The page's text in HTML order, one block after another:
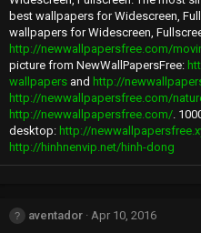
best wallpapers for Widescreen,
wallpapers for Widescreen,
http://newwallpapersfree.com/
picture from NewWallPapersFree:
wallpapers and http://
http://newwallpapersfree.com/
http://newwallpapersfree.com/.
desktop: http://
http://hinhnenvip.net/hinh-dong
aventador
Apr 10, 2016